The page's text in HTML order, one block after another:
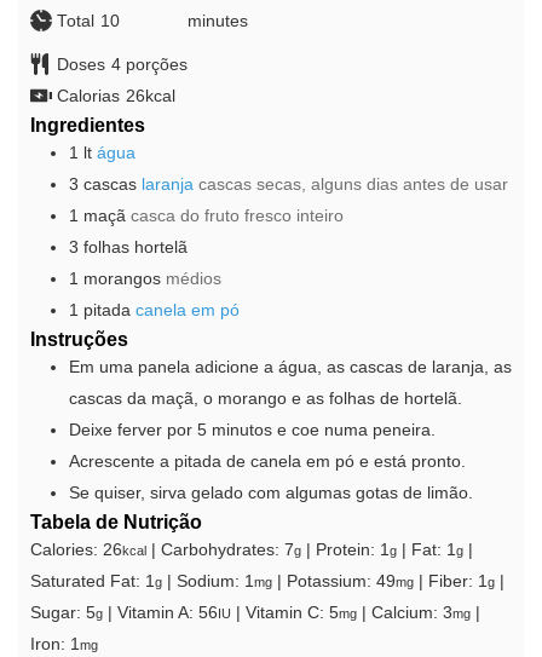
Total 10minutes minutes
Doses 4 porções
Calorias 26kcal
Ingredientes
1 lt água
3 cascas laranja cascas secas, alguns dias antes de usar
1 maçã casca do fruto fresco inteiro
3 folhas hortelã
1 morangos médios
1 pitada canela em pó
Instruções
Em uma panela adicione a água, as cascas de laranja, as
cascas da maçã, o morango e as folhas de hortelã.
Deixe ferver por 5 minutos e coe numa peneira.
Acrescente a pitada de canela em pó e está pronto.
Se quiser, sirva gelado com algumas gotas de limão.
Tabela de Nutrição
Calories: 26kcal | Carbohydrates: 7g | Protein: 1 g | Fat: 1 g |
Saturated Fat: 1 g | Sodium: 1 mg | Potassium: 49mg | Fiber: 1 g |
Sugar: 5g | Vitamin A: 56IU | Vitamin C: 5mg | Calcium: 3mg |
Iron: 1 mg